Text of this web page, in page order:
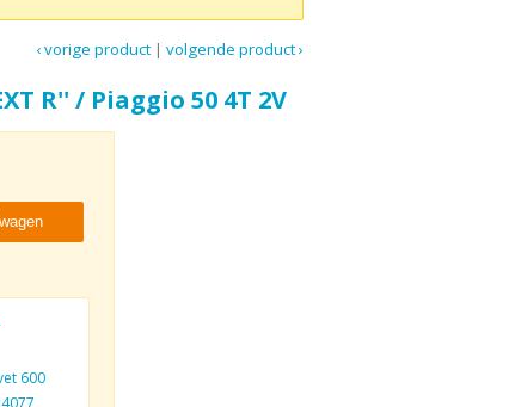
volgende product ›
|
‹ vorige product
R'' / Piaggio 50 4T 2V
600